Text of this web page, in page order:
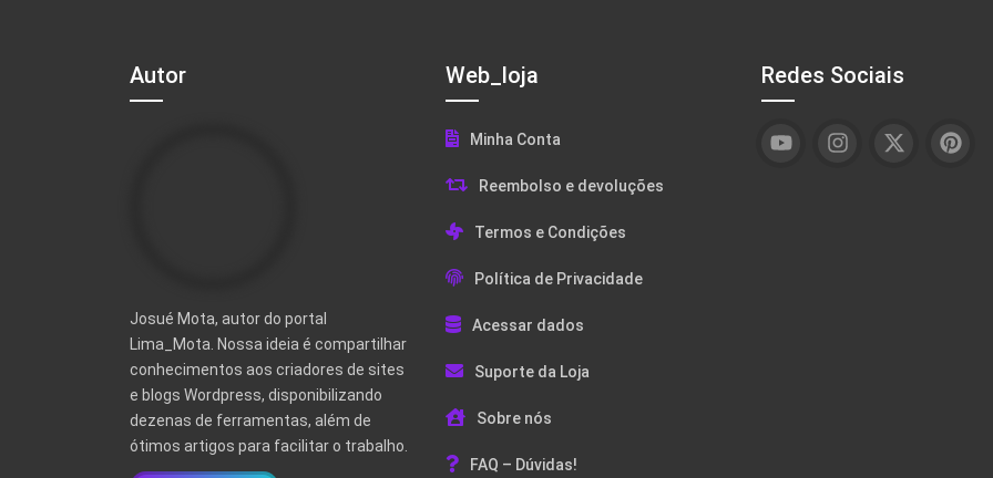
Autor
Josué Mota, autor do portal
Lima_Mota. Nossa ideia é compartilhar
conhecimentos aos criadores de sites
e blogs Wordpress, disponibilizando
dezenas de ferramentas, além de
ótimos artigos para facilitar o trabalho.
Web_loja
Minha Conta
Reembolso e devoluções
Termos e Condições
Política de Privacidade
Acessar dados
Suporte da Loja
Sobre nós
FAQ – Dúvidas!
Redes Sociais